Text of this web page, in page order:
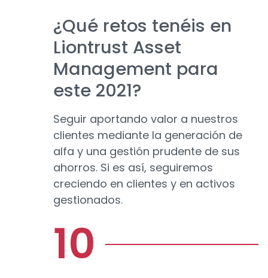
¿Qué retos tenéis en
Liontrust Asset
Management para
este 2021?
Seguir aportando valor a nuestros
clientes mediante la generación de
alfa y una gestión prudente de sus
ahorros. Si es así, seguiremos
creciendo en clientes y en activos
gestionados.